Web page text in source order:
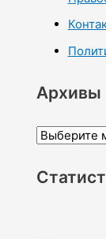
Архивы
А
х